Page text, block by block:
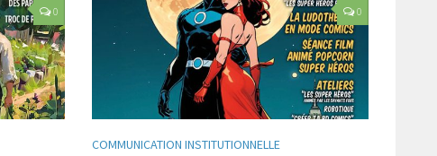
0 0
COMMUNICATION INSTITUTIONNELLE